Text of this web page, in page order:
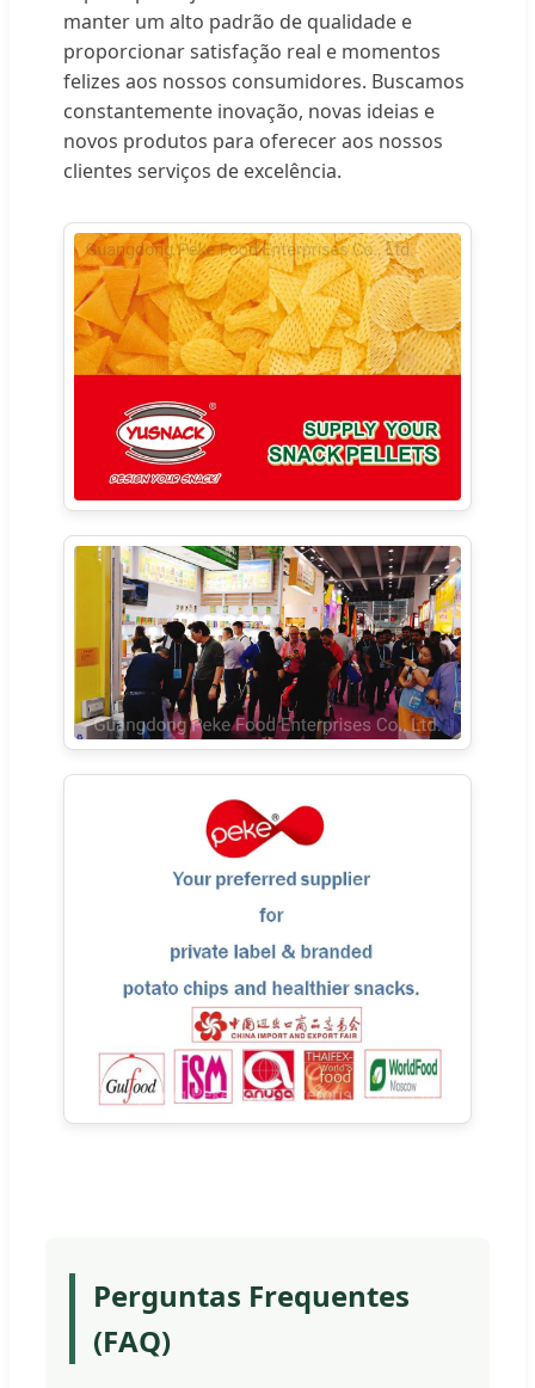
manter um alto padrão de qualidade e
proporcionar satisfação real e momentos
felizes aos nossos consumidores. Buscamos
constantemente inovação, novas ideias e
novos produtos para oferecer aos nossos
clientes serviços de excelência.
Perguntas Frequentes
(FAQ)